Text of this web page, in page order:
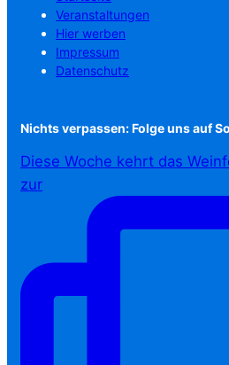
Veranstaltungen
Hier werben
Impressum
Datenschutz
Nichts verpassen: Folge uns auf
Diese Woche kehrt das
zur